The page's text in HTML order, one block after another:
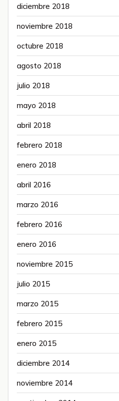
diciembre 2018
noviembre 2018
octubre 2018
agosto 2018
julio 2018
mayo 2018
abril 2018
febrero 2018
enero 2018
abril 2016
marzo 2016
febrero 2016
enero 2016
noviembre 2015
julio 2015
marzo 2015
febrero 2015
enero 2015
diciembre 2014
noviembre 2014